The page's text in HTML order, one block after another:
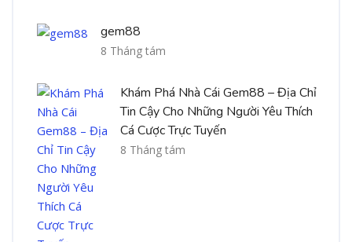
gem88
8 Tháng tám
Khám Phá Nhà Cái Gem88 – Địa Chỉ
Tin Cậy Cho Những Người Yêu Thích
Cá Cược Trực Tuyến
8 Tháng tám